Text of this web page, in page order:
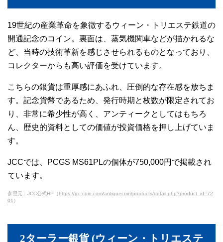
19世紀の産業革命を象徴するウィーン・トリエステ鉄道の
開通記念のコイン。裏面は、蒸気機関車などが描かれるな
ど、当時の技術革新を感じさせられるものとなっており、
コレクターからも高い評価を受けています。
こちらの銀貨は重厚感にあふれ、圧倒的な存在感を放ちま
す。記念貨幣であるため、発行時期と枚数が限定されてお
り、非常に希少性が高く、アンティークとしてはもちろ
ん、歴史的資料としての価値が投資価格を押し上げていま
す。
JCCでは、PCGS MS61PLの個体が750,000円で掲載され
ています。
参照元：JCC公式HP（https://jcc-coin.com/antiquecoin/products/detail.php?product_id=72
01 ）
2ターラー銀貨 (ウィーン・トリエステ